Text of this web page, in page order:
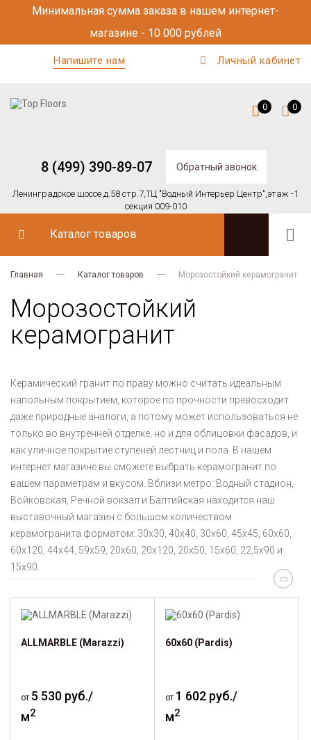
Минимальная сумма заказа в нашем интернет-
магазине - 10 000 рублей
Напишите нам Личный кабинет
8 (499) 390-89-07 Обратный звонок
Ленинградское шоссе д.58 стр.7,ТЦ "Водный Интерьер Центр",этаж -1
секция 009-010
0 0
Каталог товаров
Главная Каталог товаров Морозостойкий керамогранит
Морозостойкий
керамогранит
Керамический гранит по праву можно считать идеальным
напольным покрытием, которое по прочности превосходит
даже природные аналоги, а потому может использоваться не
только во внутренней отделке, но и для облицовки фасадов, и
как уличное покрытие ступеней лестниц и пола. В нашем
интернет магазине вы сможете выбрать керамогранит по
вашем параметрам и вкусом. Вблизи метро: Водный стадион,
Войковская, Речной вокзал и Балтийская находится наш
выставочный магазин с большом количеством
керамогранита форматом: 30x30, 40x40, 30x60, 45x45, 60x60,
60x120, 44x44, 59x59, 20x60, 20x120, 20x50, 15x60, 22,5x90 и
15x90.
ALLMARBLE (Marazzi)
от 5 530 руб./
м2
60х60 (Pardis)
от 1 602 руб./
м2